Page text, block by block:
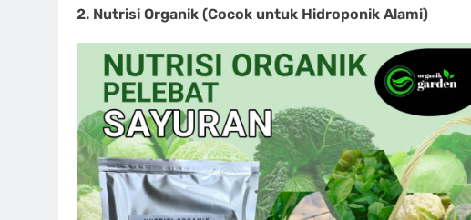
2. Nutrisi Organik (Cocok untuk Hidroponik Alami)